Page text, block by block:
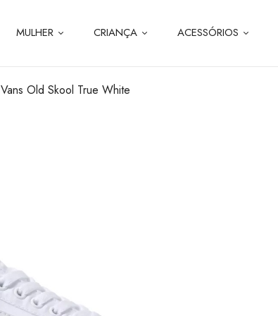
MULHER CRIANÇA ACESSÓRIOS
Vans Old Skool True White